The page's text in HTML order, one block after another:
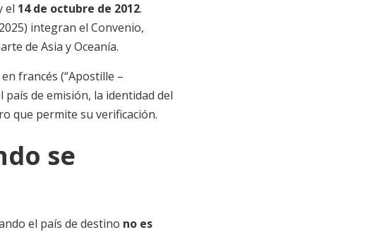
el 14 de octubre de 2012.
integran el Convenio,
de Asia y Oceanía.
francés (“Apostille –
país de emisión, la identidad del
que permite su verificación.
se
el país de destino no es